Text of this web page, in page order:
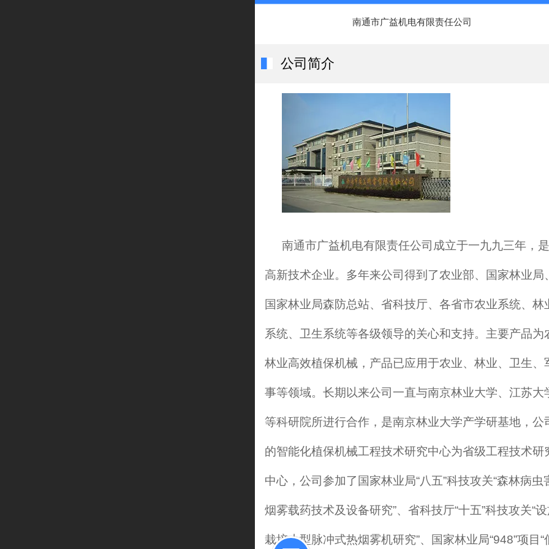
南通市广益机电有限责任公司
公司简介
南通市广益机电有限责任公司成立于一九九三年，是
高新技术企业。多年来公司得到了农业部、国家林业局
国家林业局森防总站、省科技厅、各省市农业系统、林
系统、卫生系统等各级领导的关心和支持。主要产品为
林业高效植保机械，产品已应用于农业、林业、卫生、
事等领域。长期以来公司一直与南京林业大学、江苏大
等科研院所进行合作，是南京林业大学产学研基地，公
的智能化植保机械工程技术研究中心为省级工程技术研
中心，公司参加了国家林业局“八五”科技攻关“森林病虫
烟雾载药技术及设备研究”、省科技厅“十五”科技攻关“
栽培小型脉冲式热烟雾机研究”、国家林业局“948”项目“